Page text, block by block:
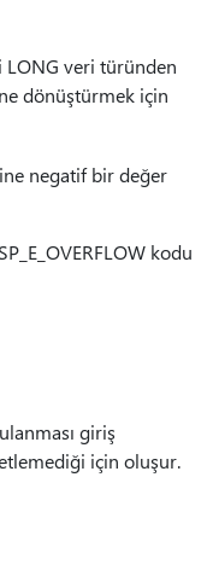
veri türünden
dönüştürmek için
negatif bir değer
kodu
giriş
için oluşur.